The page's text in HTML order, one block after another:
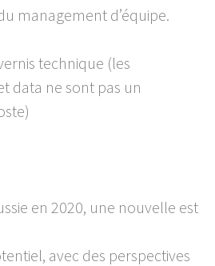
management d’équipe.
technique (les
data ne sont pas un
en 2020, une nouvelle est
avec des perspectives